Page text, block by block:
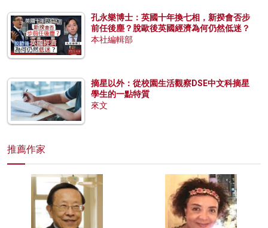
孔永樂博士：英國十年換七相，新揆會否步
前任後塵？脫歐後英國經濟為何仍然低迷？
本社編輯部
摘星以外：從校園生活觀察DSE中文科摘星
學生的一點特質
來文
推薦作家